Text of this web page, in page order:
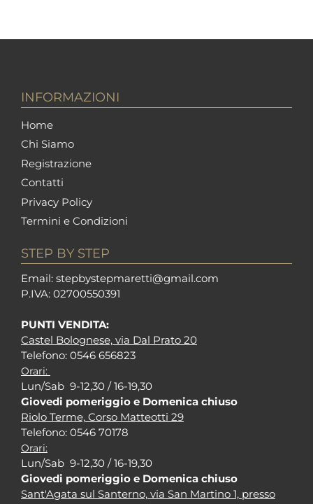
INFORMAZIONI
Home
Chi Siamo
Registrazione
Contatti
Privacy Policy
Termini e Condizioni
STEP BY STEP
Email: stepbystepmaretti@gmail.com
P.IVA: 02700550391
PUNTI VENDITA:
Castel Bolognese, via Dal Prato 20
Telefono: 0546 656823
Orari:
Lun/Sab 9-12,30 / 16-19,30
Giovedi pomeriggio e Domenica chiuso
Riolo Terme, Corso Matteotti 29
Telefono: 0546 70178
Orari:
Lun/Sab 9-12,30 / 16-19,30
Giovedi pomeriggio e Domenica chiuso
Sant'Agata sul Santerno, via San Martino 1, presso